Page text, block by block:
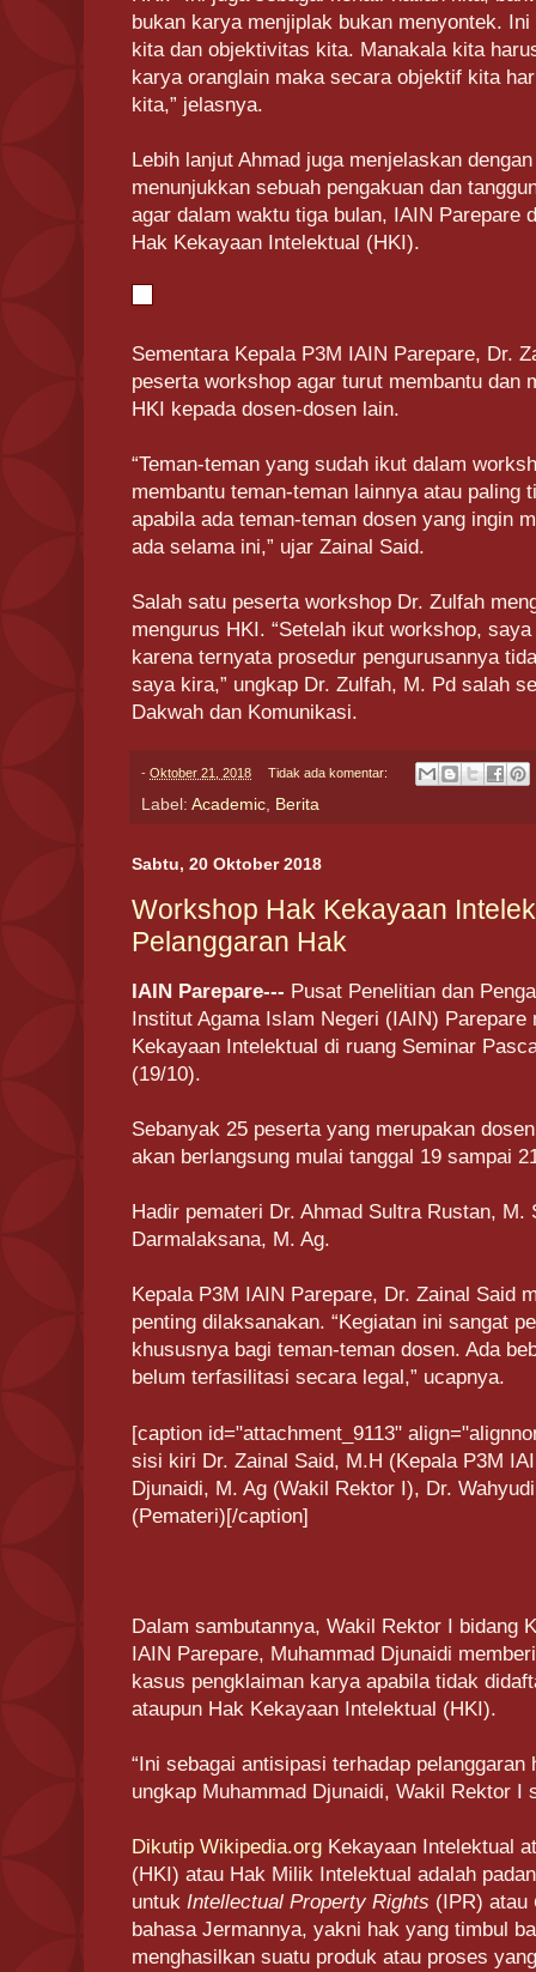
bukan karya menjiplak bukan menyontek.
kita dan objektivitas kita. Manakala kita
karya oranglain maka secara objektif kita
kita,” jelasnya.
Lebih lanjut Ahmad juga menjelaskan
menunjukkan sebuah pengakuan dan
agar dalam waktu tiga bulan, IAIN Parepare
Hak Kekayaan Intelektual (HKI).
Sementara Kepala P3M IAIN Parepare, Dr.
peserta workshop agar turut membantu dan
HKI kepada dosen-dosen lain.
“Teman-teman yang sudah ikut dalam
membantu teman-teman lainnya atau paling
apabila ada teman-teman dosen yang ingin
ada selama ini,” ujar Zainal Said.
Salah satu peserta workshop Dr. Zulfah
mengurus HKI. “Setelah ikut workshop,
karena ternyata prosedur pengurusannya
saya kira,” ungkap Dr. Zulfah, M. Pd salah
Dakwah dan Komunikasi.
- Oktober 21, 2018 Tidak ada komentar:
Label: Academic, Berita
Sabtu, 20 Oktober 2018
Workshop Hak Kekayaan
Pelanggaran Hak
IAIN Parepare--- Pusat Penelitian dan
Institut Agama Islam Negeri (IAIN)
Kekayaan Intelektual di ruang Seminar
(19/10).
Sebanyak 25 peserta yang merupakan
akan berlangsung mulai tanggal 19 sampai
Hadir pemateri Dr. Ahmad Sultra Rustan,
Darmalaksana, M. Ag.
Kepala P3M IAIN Parepare, Dr. Zainal Said
penting dilaksanakan. “Kegiatan ini sangat
khususnya bagi teman-teman dosen. Ada
belum terfasilitasi secara legal,” ucapnya.
[caption id="attachment_9113"
sisi kiri Dr. Zainal Said, M.H (Kepala P3M
Djunaidi, M. Ag (Wakil Rektor I), Dr.
(Pemateri)[/caption]
Dalam sambutannya, Wakil Rektor I bidang
IAIN Parepare, Muhammad Djunaidi
kasus pengklaiman karya apabila tidak
ataupun Hak Kekayaan Intelektual (HKI).
“Ini sebagai antisipasi terhadap pelanggaran
ungkap Muhammad Djunaidi, Wakil Rektor I
Dikutip Wikipedia.org Kekayaan Intelektual
(HKI) atau Hak Milik Intelektual adalah
untuk Intellectual Property Rights (IPR) atau
bahasa Jermannya, yakni hak yang timbul
menghasilkan suatu produk atau proses